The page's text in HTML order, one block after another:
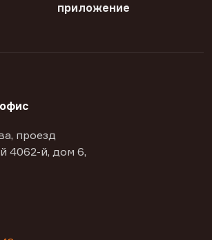
приложение
проезд
4062-й, дом 6,